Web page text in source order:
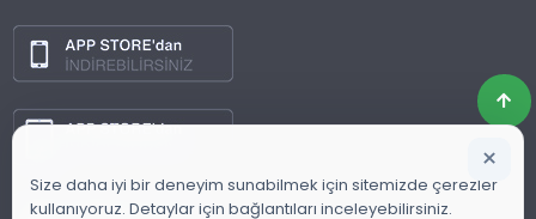
Size daha iyi bir deneyim sunabilmek için sitemizde çerezler
kullanıyoruz. Detaylar için bağlantıları inceleyebilirsiniz.
×